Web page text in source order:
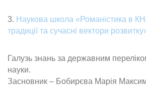
3. Наукова школа «Романістика в
традиції та сучасні вектори
Галузь знань за державним
науки.
Засновник – Бобирєва Марія